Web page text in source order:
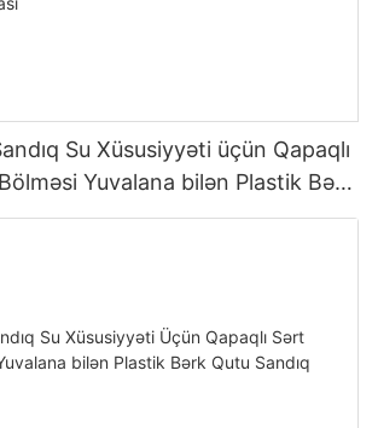
Su Xüsusiyyəti üçün Qapaqlı
Yuvalana bilən Plastik Bərk
Saxlaması